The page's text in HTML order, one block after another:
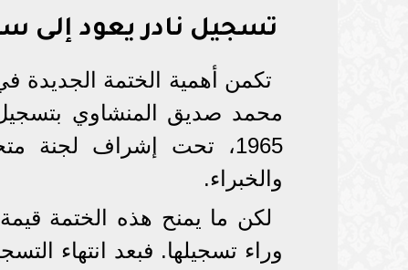
تسجيل نادر يعود إلى
تكمن أهمية الختمة الجديدة
محمد صديق المنشاوي
1965، تحت إشراف لجنة
والخبراء.
لكن ما يمنح هذه الختمة
وراء تسجيلها. فبعد انتهاء